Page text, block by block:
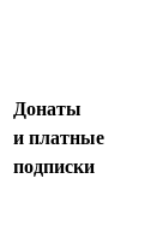
Донаты
и платные
подписки